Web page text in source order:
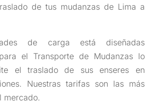
de tus mudanzas de Lima a
de carga está diseñadas
el Transporte de Mudanzas lo
el traslado de sus enseres en
Nuestras tarifas son las más
mercado.